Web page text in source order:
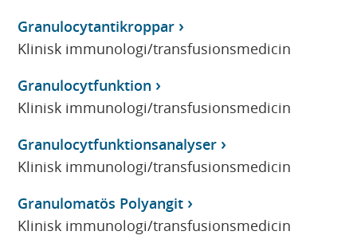
Granulocytantikroppar
Klinisk immunologi/transfusionsmedicin
Granulocytfunktion
Klinisk immunologi/transfusionsmedicin
Granulocytfunktionsanalyser
Klinisk immunologi/transfusionsmedicin
Granulomatös Polyangit
Klinisk immunologi/transfusionsmedicin